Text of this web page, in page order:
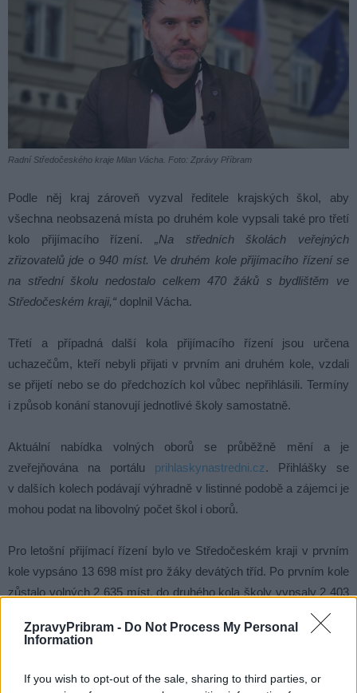
ZpravyPribram - Do Not Process My Personal
Information
If you wish to opt-out of the sale, sharing to third parties, or
Radní Středočeského kraje Milan Vácha. Foto: Zprávy Příbram
Podle něj kraj zároveň vyzval ředitele krajských škol, aby
všechna neobsazená místa po druhém kole vypsali také pro třetí
kolo přijímacího řízení. „Na středních školách veřejných
zřizovatelů jde o 940 míst. Ve druhém kole přijímacího řízení se
na střední školu nedostalo celkem 470 žáků s bydlištěm ve
Středočeském kraji,“ doplnil Vácha.
Třetí a případná další kola přijímacího řízení jsou určena
uchazečům, kteří nebyli přijati v prvním ani druhém kole, vzdali
se přijetí nebo se do předchozích kol vůbec nepřihlásili. Termíny
i způsob konání stanovují jednotlivé školy samostatně.
Aktuální nabídka volných oborů se průběžně mění a je
zveřejňována na portálu prihlaskynastredni.cz. Přihlášky se
v dalších kolech podávají výhradně v listinné podobě a zájemci je
mohou podat na libovolný počet škol i oborů.
Pro letošní přijímací řízení bylo ve Středočeském kraji v prvním
kole vypsáno 13 698 míst pro žáky devátých tříd. Po prvním kole
zůstalo volných 2 635 míst, do druhého kola školy vypsaly 2 403